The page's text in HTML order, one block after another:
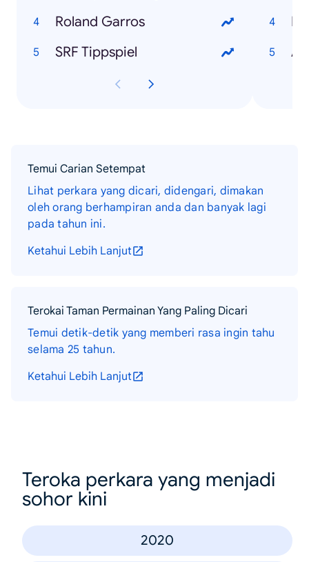
Roland Garros
SRF Tippspiel
Temui Carian Setempat
Lihat perkara yang dicari, didengari, dimakan
oleh orang berhampiran anda dan banyak lagi
pada tahun ini.
Ketahui Lebih Lanjut
Terokai Taman Permainan Yang Paling Dicari
Temui detik-detik yang memberi rasa ingin tahu
selama 25 tahun.
Ketahui Lebih Lanjut
Teroka perkara yang menjadi
sohor kini
2020